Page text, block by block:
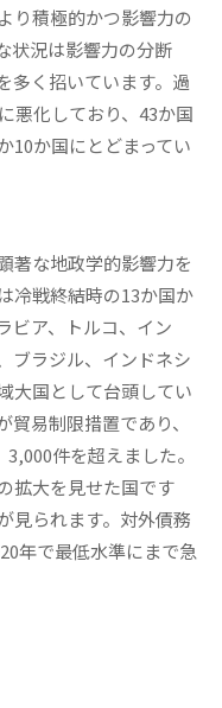
り積極的かつ影響力の
状況は影響力の分断
多く招いています。過
悪化しており、43か国
10か国にとどまってい
著な地政学的影響力を
冷戦終結時の13か国か
ビア、トルコ、イン
ブラジル、インドネシ
大国として台頭してい
易制限措置であり、
件を超えました。
拡大を見せた国です
見られます。対外債務
年で最低水準にまで急